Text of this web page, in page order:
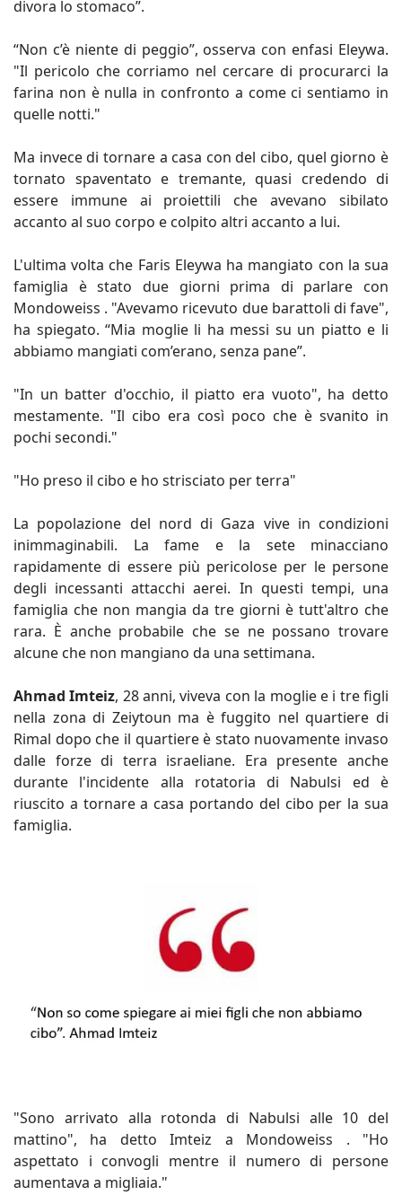
divora lo stomaco”.
“Non c’è niente di peggio”, osserva con enfasi Eleywa.
"Il pericolo che corriamo nel cercare di procurarci la
farina non è nulla in confronto a come ci sentiamo in
quelle notti."
Ma invece di tornare a casa con del cibo, quel giorno è
tornato spaventato e tremante, quasi credendo di
essere immune ai proiettili che avevano sibilato
accanto al suo corpo e colpito altri accanto a lui.
L'ultima volta che Faris Eleywa ha mangiato con la sua
famiglia è stato due giorni prima di parlare con
Mondoweiss . "Avevamo ricevuto due barattoli di fave",
ha spiegato. “Mia moglie li ha messi su un piatto e li
abbiamo mangiati com’erano, senza pane”.
"In un batter d'occhio, il piatto era vuoto", ha detto
mestamente. "Il cibo era così poco che è svanito in
pochi secondi."
"Ho preso il cibo e ho strisciato per terra"
La popolazione del nord di Gaza vive in condizioni
inimmaginabili. La fame e la sete minacciano
rapidamente di essere più pericolose per le persone
degli incessanti attacchi aerei. In questi tempi, una
famiglia che non mangia da tre giorni è tutt'altro che
rara. È anche probabile che se ne possano trovare
alcune che non mangiano da una settimana.
Ahmad Imteiz, 28 anni, viveva con la moglie e i tre figli
nella zona di Zeiytoun ma è fuggito nel quartiere di
Rimal dopo che il quartiere è stato nuovamente invaso
dalle forze di terra israeliane. Era presente anche
durante l'incidente alla rotatoria di Nabulsi ed è
riuscito a tornare a casa portando del cibo per la sua
famiglia.
"Sono arrivato alla rotonda di Nabulsi alle 10 del
mattino", ha detto Imteiz a Mondoweiss . "Ho
aspettato i convogli mentre il numero di persone
aumentava a migliaia."